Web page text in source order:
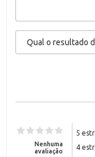
Nenhuma
avaliação
5
4